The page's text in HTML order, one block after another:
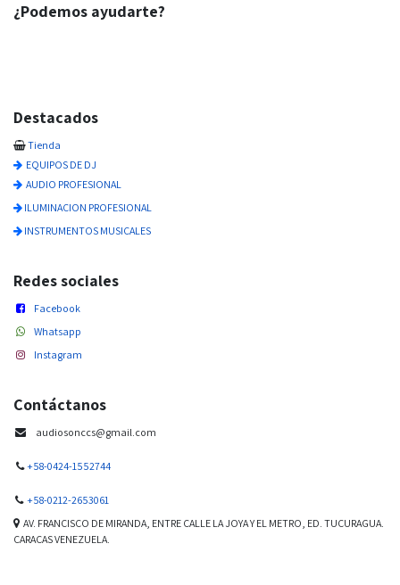
¿Podemos ayudarte?
Destacados
Tienda
EQUIPOS DE DJ
AUDIO PROFESIONAL
ILUMINACION PROFESIONAL
INSTRUMENTOS MUSICALES
Redes sociales
Facebook
Whatsapp
Instagram
Contáctanos
audiosonccs@gmail.com
+58-0424-1552744
+58-0212-2653061
AV. FRANCISCO DE MIRANDA, ENTRE CALLE LA JOYA Y EL METRO, ED. TUCURAGUA.
CARACAS VENEZUELA.